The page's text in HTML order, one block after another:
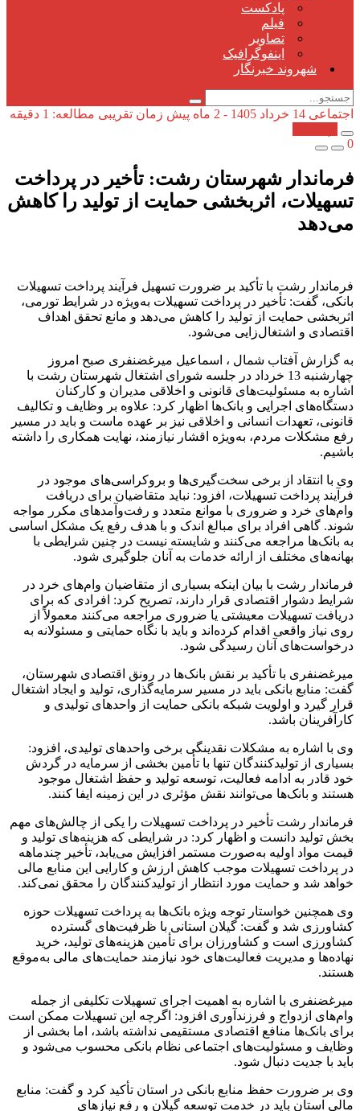
پادکست
فیلم
تصاویر
اینفوگرافیک
شهروند خبرنگار
اجتماعی 14 خرداد 1405 - 2 ماه پیش
زمان تقریبی مطالعه: 1 دقیقه
0
فرماندار شهرستان رشت: تأخیر در پرداخت
تسهیلات، اثربخشی حمایت از تولید را کاهش
می‌دهد
فرماندار رشت با تأکید بر ضرورت تسهیل فرآیند پرداخت تسهیلات
بانکی، گفت: تأخیر در پرداخت تسهیلات به‌ویژه در شرایط تورمی،
اثربخشی حمایت از تولید را کاهش می‌دهد و مانع تحقق اهداف
اقتصادی و اشتغال‌زایی می‌شود.
به گزارش آفتاب شمال ، اسماعیل میرغضنفری صبح امروز
چهارشنبه 13 خرداد در جلسه شورای اشتغال شهرستان رشت با
اشاره به مسئولیت‌های قانونی و اخلاقی مدیران و کارکنان
دستگاه‌های اجرایی و بانک‌ها اظهار کرد: علاوه بر وظایف و تکالیف
قانونی، تعهدات انسانی و اخلاقی نیز بر عهده ماست و باید در مسیر
رفع مشکلات مردم، به‌ویژه اقشار نیازمند، نهایت همکاری را داشته
باشیم.
وی با انتقاد از برخی سخت‌گیری‌ها و بروکراسی‌های موجود در
فرآیند پرداخت تسهیلات، افزود: نباید متقاضیان برای دریافت
وام‌های خرد و ضروری با موانع متعدد و رفت‌وآمدهای مکرر مواجه
شوند. گاهی افراد برای مبالغ اندک و با هدف رفع یک مشکل اساسی
به بانک‌ها مراجعه می‌کنند و شایسته نیست در چنین شرایطی با
بهانه‌های مختلف از ارائه خدمات به آنان جلوگیری شود.
فرماندار رشت با بیان اینکه بسیاری از متقاضیان وام‌های خرد در
شرایط دشوار اقتصادی قرار دارند، تصریح کرد: افرادی که برای
دریافت تسهیلات معیشتی یا ضروری مراجعه می‌کنند معمولاً از
روی نیاز واقعی اقدام کرده‌اند و باید با نگاه حمایتی و مسئولانه به
درخواست‌های آنان رسیدگی شود.
میرغضنفری با تأکید بر نقش بانک‌ها در رونق اقتصادی شهرستان،
گفت: منابع بانکی باید در مسیر سرمایه‌گذاری، تولید و ایجاد اشتغال
قرار گیرد و اولویت شبکه بانکی حمایت از واحدهای تولیدی و
کارآفرینان باشد.
وی با اشاره به مشکلات نقدینگی برخی واحدهای تولیدی، افزود:
بسیاری از تولیدکنندگان تنها با تأمین بخشی از سرمایه در گردش
خود قادر به ادامه فعالیت، توسعه تولید و حفظ اشتغال موجود
هستند و بانک‌ها می‌توانند نقش مؤثری در این زمینه ایفا کنند.
فرماندار رشت تأخیر در پرداخت تسهیلات را یکی از چالش‌های مهم
بخش تولید دانست و اظهار کرد: در شرایطی که هزینه‌های تولید و
قیمت مواد اولیه به‌صورت مستمر افزایش می‌یابد، تأخیر چندماهه
در پرداخت تسهیلات موجب کاهش ارزش و کارایی این منابع مالی
خواهد شد و حمایت مورد انتظار از تولیدکنندگان را محقق نمی‌کند.
وی همچنین خواستار توجه ویژه بانک‌ها به پرداخت تسهیلات حوزه
کشاورزی شد و گفت: گیلان استانی با ظرفیت‌های گسترده
کشاورزی است و کشاورزان برای تأمین هزینه‌های تولید، خرید
نهاده‌ها و مدیریت فعالیت‌های خود نیازمند حمایت‌های مالی به‌موقع
هستند.
میرغضنفری با اشاره به اهمیت اجرای تسهیلات تکلیفی از جمله
وام‌های ازدواج و فرزندآوری افزود: اگرچه این تسهیلات ممکن است
برای بانک‌ها منافع اقتصادی مستقیمی نداشته باشد، اما بخشی از
وظایف و مسئولیت‌های اجتماعی نظام بانکی محسوب می‌شود و
باید با جدیت دنبال شود.
وی بر ضرورت حفظ منابع بانکی در استان تأکید کرد و گفت: منابع
مالی استان باید در خدمت توسعه گیلان و رفع نیازهای